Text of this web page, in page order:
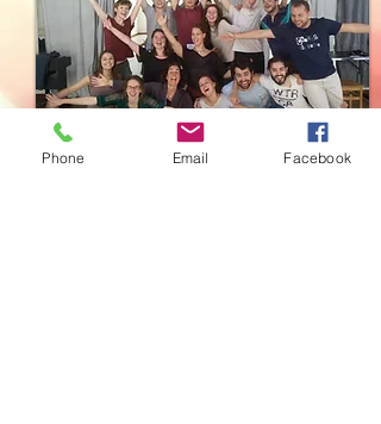
Phone Email Facebook